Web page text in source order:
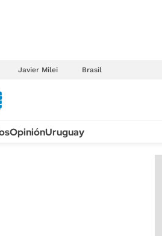
Javier Milei Brasil
OpiniónUruguay